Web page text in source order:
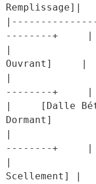
Remplissage]|
--------+     |
|
Ouvrant]     |
|
--------+     |
|     [Dalle
Dormant]
|
--------+     |
|
Scellement] |